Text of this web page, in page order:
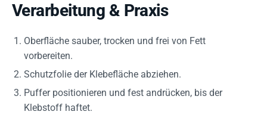
Verarbeitung & Praxis
Oberfläche sauber, trocken und frei von Fett
vorbereiten.
Schutzfolie der Klebefläche abziehen.
Puffer positionieren und fest andrücken, bis der
Klebstoff haftet.